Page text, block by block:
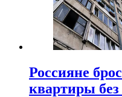
Россияне
квартиры без